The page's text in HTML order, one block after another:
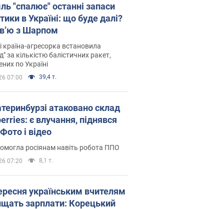
"спалює" останні запаси
в Україні: що буде далі?
з Шарпом
країна-агресорка встановила
за кількістю балістичних ракет,
по Україні
07:00 39,4 т.
атаковано склад
є влучання, піднявся
і відео
росіянам навіть робота ППО
07:20 8,1 т.
українським вчителям
зарплати: Корецький